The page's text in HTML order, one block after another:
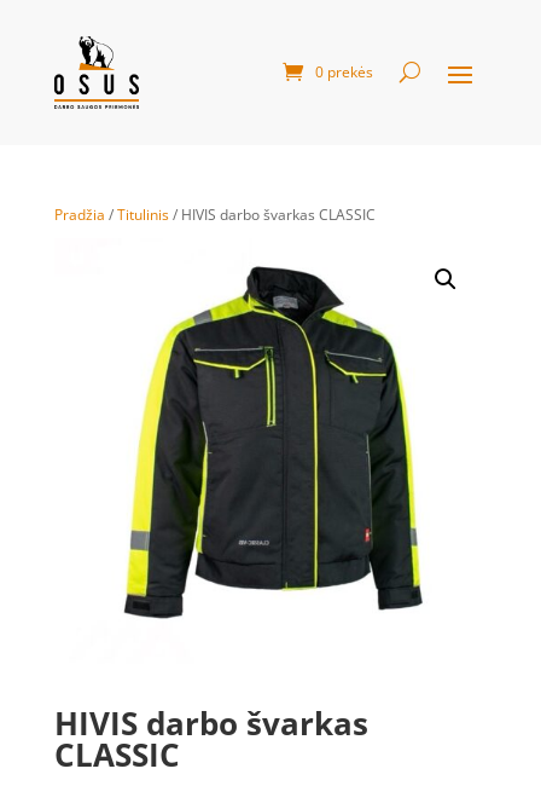
0 prekės
Pradžia /Titulinis/ HIVIS darbo švarkas CLASSIC
HIVIS darbo švarkas
CLASSIC